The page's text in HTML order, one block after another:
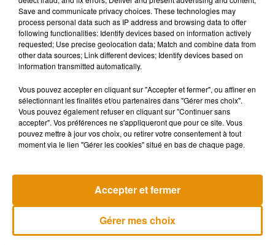
Musique
6 août 2026
Pomme emprunte le décor de l’émission
6 août 2026
Après le film, bientôt une docu-série sur
Save and communicate privacy choices. These technologies may
process personal data such as IP address and browsing data to offer
following functionalities: Identify devices based on information actively
requested; Use precise geolocation data; Match and combine data from
other data sources; Link different devices; Identify devices based on
information transmitted automatically.
Vous pouvez accepter en cliquant sur "Accepter et fermer", ou affiner en
sélectionnant les finalités et/ou partenaires dans "Gérer mes choix".
Vous pouvez également refuser en cliquant sur "Continuer sans
accepter". Vos préférences ne s'appliqueront que pour ce site. Vous
pouvez mettre à jour vos choix, ou retirer votre consentement à tout
moment via le lien "Gérer les cookies" situé en bas de chaque page.
Gérer mes choix
Accepter et fermer